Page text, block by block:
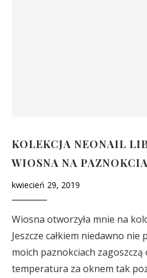
KOLEKCJA NEONAIL
WIOSNA NA
kwiecień 29, 2019
Wiosna otworzyła mnie na
Jeszcze całkiem niedawno nie
moich paznokciach zagoszczą
temperatura za oknem tak